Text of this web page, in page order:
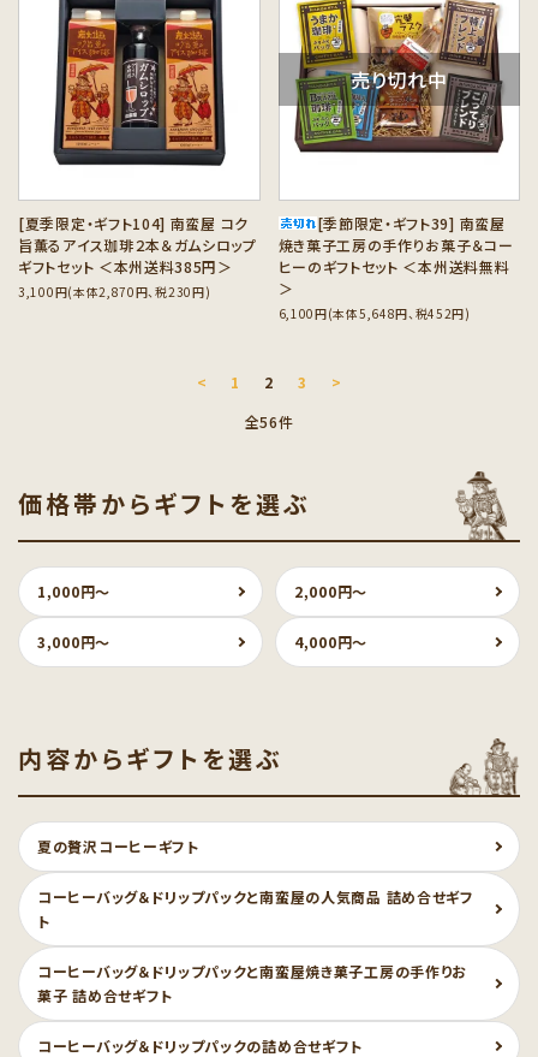
[夏季限定・ギフト104] 南蛮屋 コク
旨薫るアイス珈琲２本＆ガムシロップ
ギフトセット ＜本州送料385円＞
3,100円(本体2,870円、税230円)
売り切れ中
[季節限定・ギフト39] 南蛮屋
焼き菓子工房の手作りお菓子＆コー
ヒーのギフトセット ＜本州送料無料
＞
6,100円(本体5,648円、税452円)
< 1 2 3
>
全56件
価格帯からギフトを選ぶ
1,000円〜 2,000円〜
3,000円〜 4,000円〜
内容からギフトを選ぶ
夏の贅沢コーヒーギフト
コーヒーバッグ＆ドリップパックと南蛮屋の人気商品 詰め合せギフ
ト
コーヒーバッグ＆ドリップパックと南蛮屋焼き菓子工房の手作りお
菓子 詰め合せギフト
コーヒーバッグ＆ドリップパックの詰め合せギフト